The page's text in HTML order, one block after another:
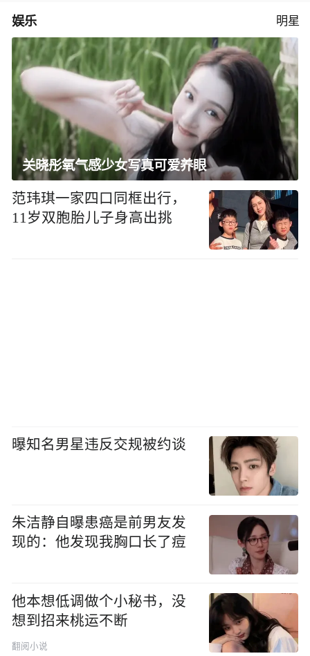
娱乐 明星
关晓彤氧气感少女写真可爱养眼
范玮琪一家四口同框出行，
11岁双胞胎儿子身高出挑
曝知名男星违反交规被约谈
朱洁静自曝患癌是前男友发
现的：他发现我胸口长了痘
他本想低调做个小秘书，没
想到招来桃运不断
翻阅小说